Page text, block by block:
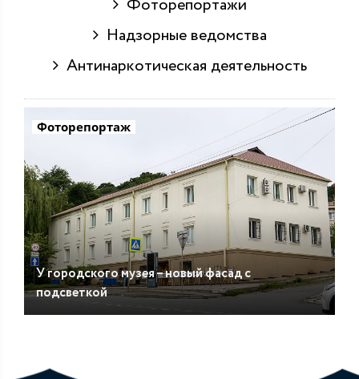
Фоторепортажи
Надзорные ведомства
Антинаркотическая деятельность
Фоторепортаж
У городского музея – новый фасад с
подсветкой